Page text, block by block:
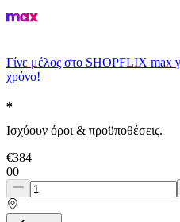
Γίνε μέλος στο SHOPFLIX max
χρόνο!
Ισχύουν όροι & προϋποθέσεις.
€384
00